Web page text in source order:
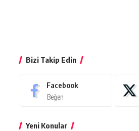
Bizi Takip Edin
Facebook
Beğen
Yeni Konular